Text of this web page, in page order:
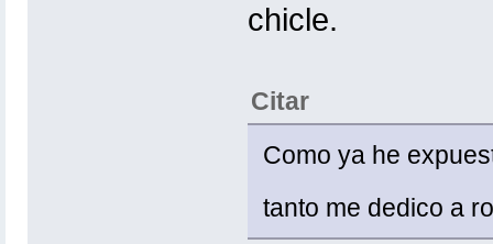
chicle.
Citar
Como ya he
tanto me dedico a